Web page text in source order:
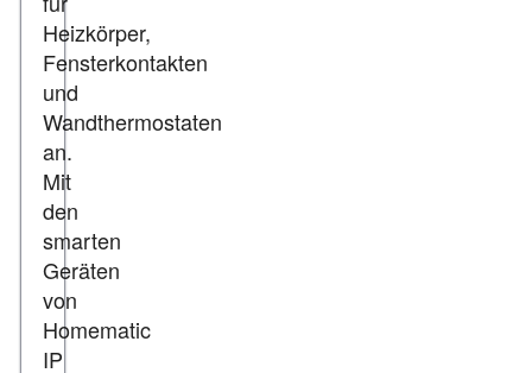
Heizkörper,
Fensterkontakten
und
Wandthermostaten
an.
Mit
den
smarten
Geräten
von
Homematic
IP